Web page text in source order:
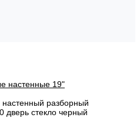
настенные 19"
разборный
дверь стекло черный